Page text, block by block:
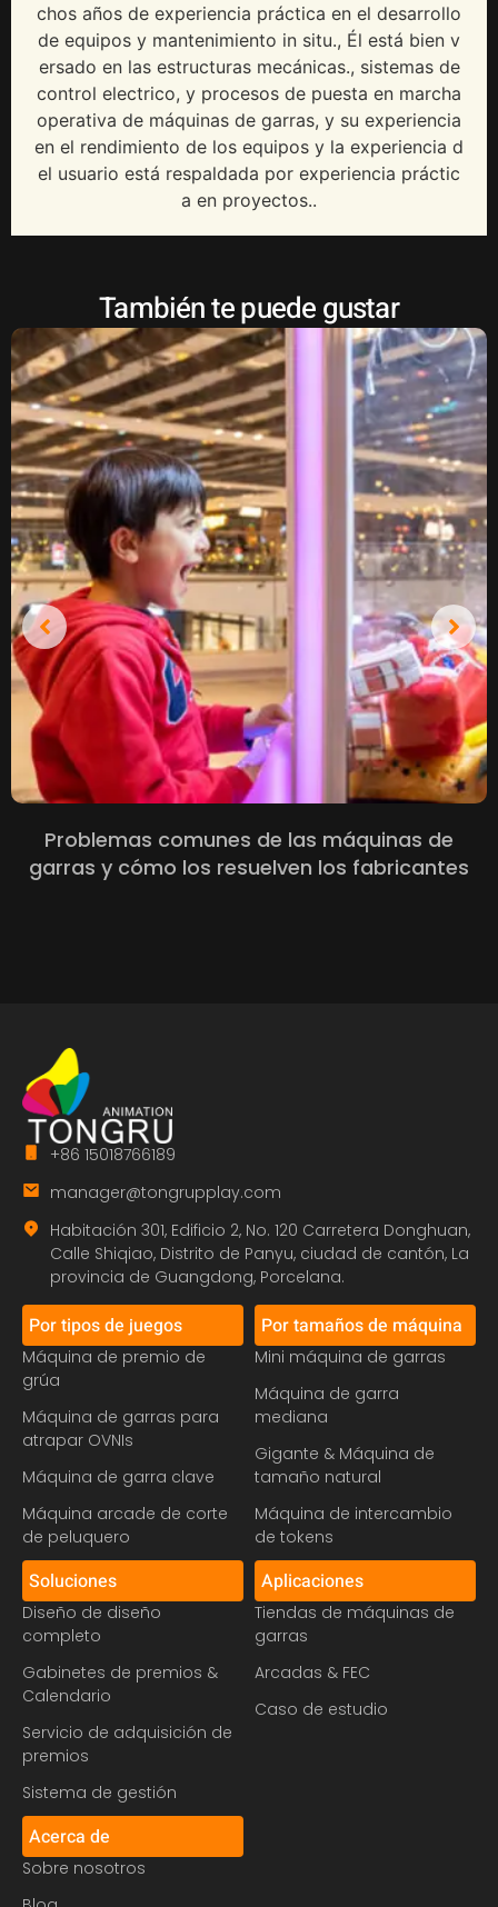
chos años de experiencia práctica en el desarrollo
de equipos y mantenimiento in situ., Él está bien v
ersado en las estructuras mecánicas., sistemas de
control electrico, y procesos de puesta en marcha
operativa de máquinas de garras, y su experiencia
en el rendimiento de los equipos y la experiencia d
el usuario está respaldada por experiencia práctic
a en proyectos..
También te puede gustar
Problemas comunes de las máquinas de
garras y cómo los resuelven los fabricantes
+86 15018766189
manager@tongrupplay.com
Habitación 301, Edificio 2, No. 120 Carretera Donghuan,
Calle Shiqiao, Distrito de Panyu, ciudad de cantón, La
provincia de Guangdong, Porcelana.
Por tipos de juegos
Máquina de premio de
grúa
Máquina de garras para
atrapar OVNIs
Máquina de garra clave
Máquina arcade de corte
de peluquero
Por tamaños de máquina
Mini máquina de garras
Máquina de garra
mediana
Gigante & Máquina de
tamaño natural
Máquina de intercambio
de tokens
Soluciones
Diseño de diseño
completo
Gabinetes de premios &
Calendario
Servicio de adquisición de
premios
Sistema de gestión
Aplicaciones
Tiendas de máquinas de
garras
Arcadas & FEC
Caso de estudio
Acerca de
Sobre nosotros